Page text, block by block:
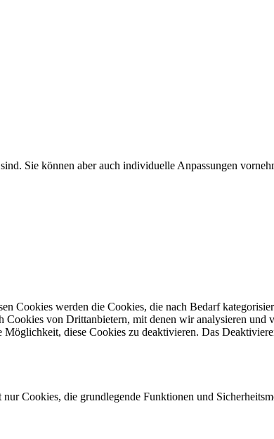
Sie können aber auch individuelle Anpassungen
Cookies werden die Cookies, die nach Bedarf
von Drittanbietern, mit denen wir analysieren und
diese Cookies zu deaktivieren. Das
Cookies, die grundlegende Funktionen und